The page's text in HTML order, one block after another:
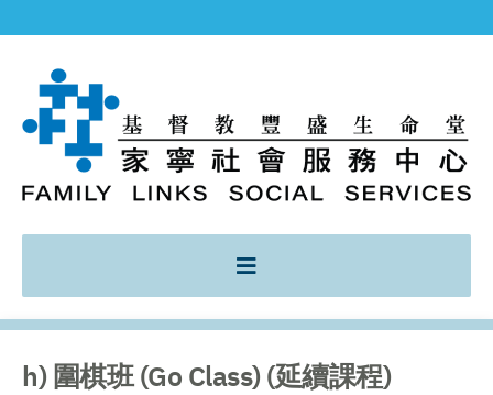
h) 圍棋班 (Go Class) (延續課程)